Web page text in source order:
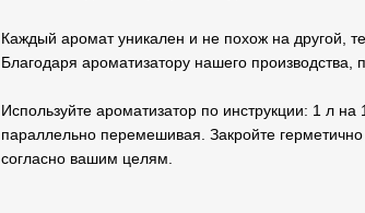
Каждый аромат уникален и не похож на другой,
Благодаря ароматизатору нашего
Используйте ароматизатор по инструкции: 1 л
параллельно перемешивая. Закройте
согласно вашим целям.